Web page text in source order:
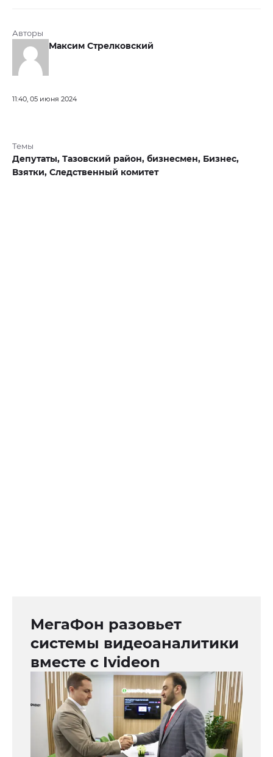
Авторы
Максим Стрелковский
11:40, 05 июня 2024
Темы
Депутаты, Тазовский район, бизнесмен, Бизнес,
Взятки, Следственный комитет
МегаФон разовьет
системы видеоаналитики
вместе с Ivideon